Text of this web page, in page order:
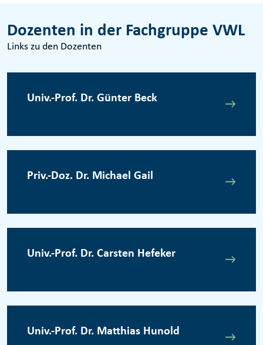
Dozenten in der Fachgruppe VWL
Links zu den Dozenten
Univ.-Prof. Dr. Günter Beck
Priv.-Doz. Dr. Michael Gail
Univ.-Prof. Dr. Carsten Hefeker
Univ.-Prof. Dr. Matthias Hunold